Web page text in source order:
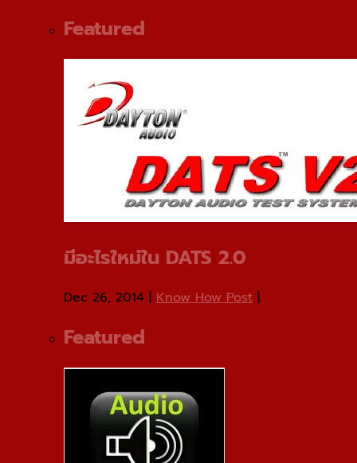
Featured
มีอะไรใหม่ใน DATS 2.0
Dec 26, 2014 | Know How Post |
Featured